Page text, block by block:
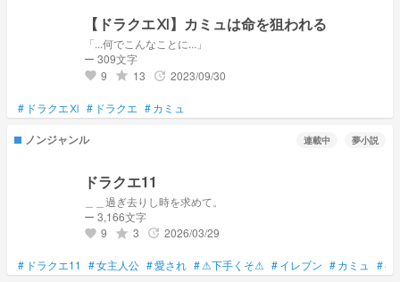
【ドラクエⅪ】カミュは命を狙われる
「...何でこんなことに...」
ー 309文字
favorite 9 grade 13 update 2023/09/30
# ドラクエⅪ # ドラクエ #カミュ
ノンジャンル 連載中 夢小説
ドラクエ11
＿＿過ぎ去りし時を求めて。
ー 3,166文字
favorite 9 grade 3 update 2026/03/29
# ドラクエ11 #女主人公 #愛され #⚠下手くそ⚠ #イレブン #カミュ #ベ